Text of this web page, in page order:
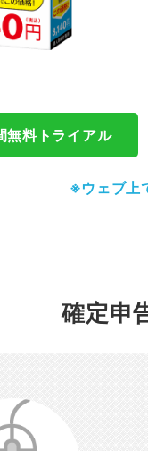
無料トライアル
※ウェブ上
確定申